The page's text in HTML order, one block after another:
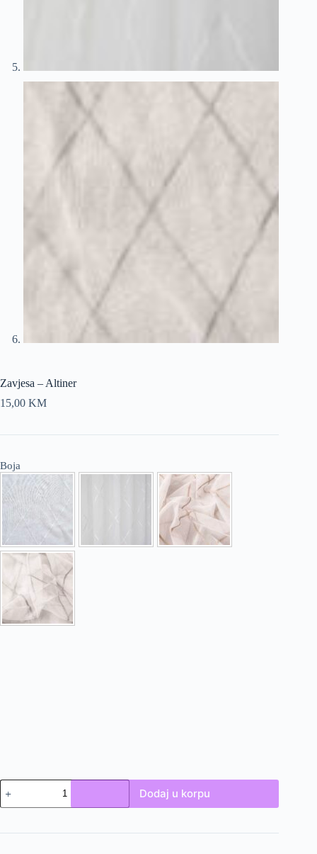
Zavjesa – Altiner
15,00 KM
Boja
Zavjesa
Altiner
Dodaj u korpu